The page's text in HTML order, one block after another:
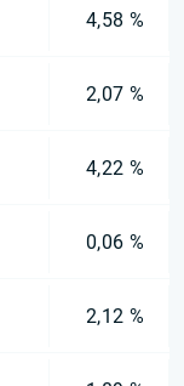
4,58 %
2,07 %
4,22 %
0,06 %
2,12 %